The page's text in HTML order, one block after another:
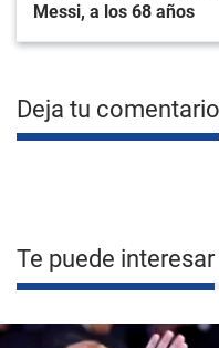
Messi, a los 68 años
Deja tu comentario
Te puede interesar